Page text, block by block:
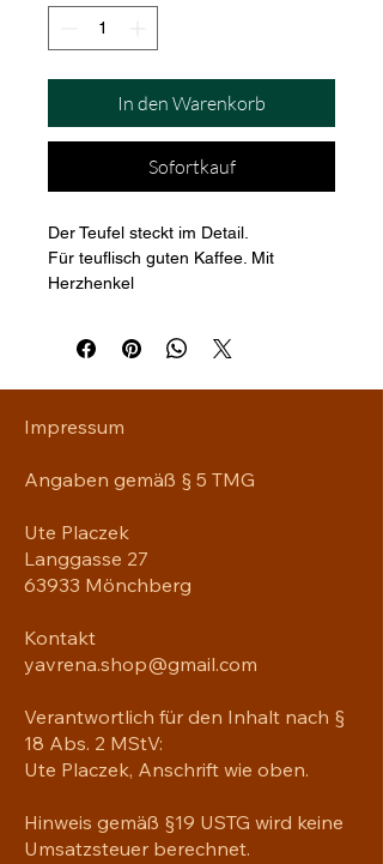
In den Warenkorb
Sofortkauf
Der Teufel steckt im Detail.
Für teuflisch guten Kaffee. Mit
Herzhenkel
Impressum
Angaben gemäß § 5 TMG
Ute Placzek
Langgasse 27
63933 Mönchberg
Kontakt
yavrena.shop@gmail.com
Verantwortlich für den Inhalt nach §
18 Abs. 2 MStV:
Ute Placzek, Anschrift wie oben.
Hinweis gemäß §19 USTG wird keine
Umsatzsteuer berechnet.